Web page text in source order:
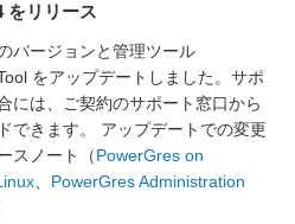
リリース
バージョンと管理ツール
をアップデートしました。サポ
には、ご契約のサポート窓口から
できます。 アップデートでの変更
スノート（PowerGres on
、 PowerGres Administration